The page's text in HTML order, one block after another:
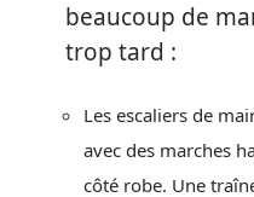
beaucoup de
trop tard :
Les escaliers de
avec des marches
côté robe. Une